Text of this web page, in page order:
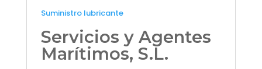
Suministro lubricante
Servicios y Agentes
Marítimos, S.L.